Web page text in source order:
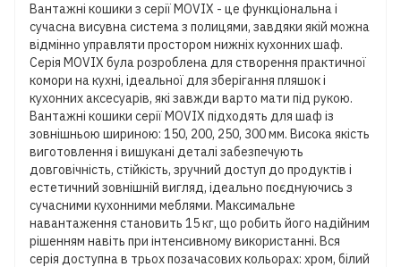
Вантажні кошики з серії MOVIX - це функціональна і
сучасна висувна система з полицями, завдяки якій можна
відмінно управляти простором нижніх кухонних шаф.
Серія MOVIX була розроблена для створення практичної
комори на кухні, ідеальної для зберігання пляшок і
кухонних аксесуарів, які завжди варто мати під рукою.
Вантажні кошики серії MOVIX підходять для шаф із
зовнішньою шириною: 150, 200, 250, 300 мм. Висока якість
виготовлення і вишукані деталі забезпечують
довговічність, стійкість, зручний доступ до продуктів і
естетичний зовнішній вигляд, ідеально поєднуючись з
сучасними кухонними меблями. Максимальне
навантаження становить 15 кг, що робить його надійним
рішенням навіть при інтенсивному використанні. Вся
серія доступна в трьох позачасових кольорах: хром, білий